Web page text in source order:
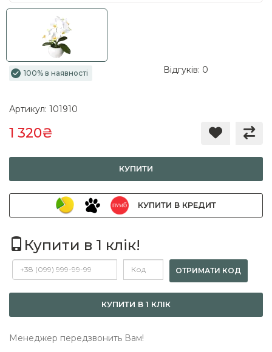
100% в наявності Відгуків: 0
Артикул: 101910
1 320₴
КУПИТИ
КУПИТИ В КРЕДИТ
Купити в 1 клік!
ОТРИМАТИ КОД
КУПИТИ В 1 КЛІК
Менеджер передзвонить Вам!